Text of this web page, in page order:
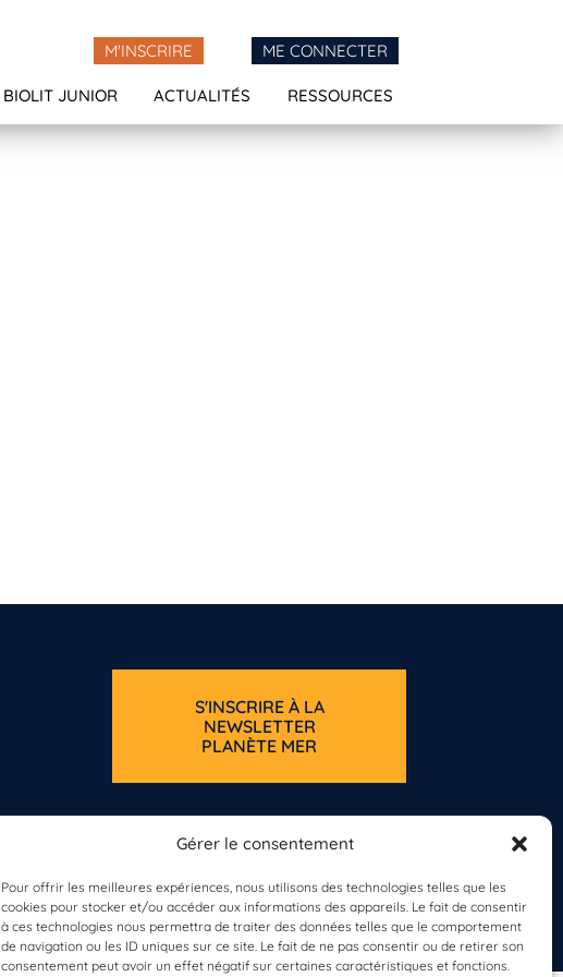
Gérer le consentement
Pour offrir les meilleures expériences, nous utilisons des technologies telles que les
cookies pour stocker et/ou accéder aux informations des appareils. Le fait de consentir
à ces technologies nous permettra de traiter des données telles que le comportement
de navigation ou les ID uniques sur ce site. Le fait de ne pas consentir ou de retirer son
consentement peut avoir un effet négatif sur certaines caractéristiques et fonctions.
M'INSCRIRE ME CONNECTER
BIOLIT JUNIOR ACTUALITÉS RESSOURCES
S'INSCRIRE À LA
NEWSLETTER
PLANÈTE MER